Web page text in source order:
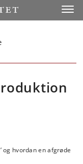
og hvordan en afgrøde